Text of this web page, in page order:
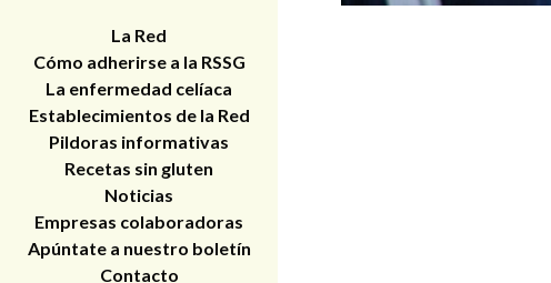
La Red
Cómo adherirse a la RSSG
La enfermedad celíaca
Establecimientos de la Red
Pildoras informativas
Recetas sin gluten
Noticias
Empresas colaboradoras
Apúntate a nuestro boletín
Contacto